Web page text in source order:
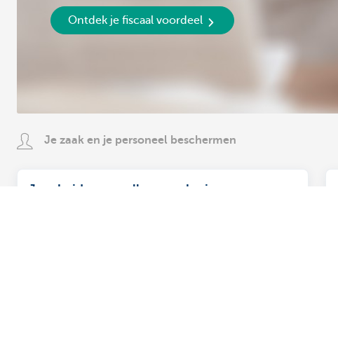
Ontdek je fiscaal voordeel
Je zaak en je personeel beschermen
Je arbeidsongevallenverzekering